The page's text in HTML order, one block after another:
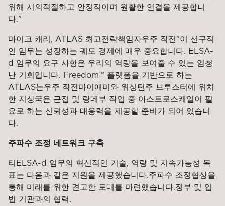
위해 시의적절하고 안정적이며 원활한 연결을 제공합니
다."
마이크 캐리, ATLAS 최고전략책임자우주 작전"이 선구적
인 임무는 성장하는 궤도 경제에 매우 중요합니다. ELSA-
d 임무의 요구 사항은 우리의 역량을 보여줄 수 있는 엄청
난 기회입니다. Freedom™ 플랫폼을 기반으로 하는
ATLAS는우주 작전마이애미와 워싱턴주 브루스터에 위치
한 지상국은 근접 및 랑데부 작업 중 아스트로스케일이 필
요로 하는 신뢰성과 대응력을 제공할 준비가 되어 있습니
다.
주파수 조정 네트워크 구축
티ELSA-d 임무의 혁신적인 기술, 역량 및 지속가능성 목
표는 다음과 같은 지원을 제공했습니다.주파수 조정협상을
통해 미래를 위한 견고한 토대를 마련했습니다.정부 및 입
법 기관과의 협력.